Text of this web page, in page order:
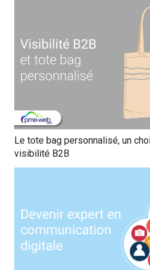
Le tote bag personnalisé, un
visibilité B2B